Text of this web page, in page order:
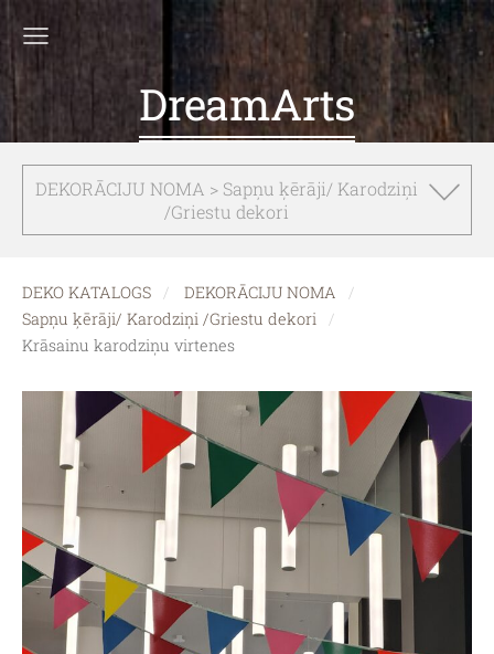
DreamArts
DEKORĀCIJU NOMA > Sapņu ķērāji/ Karodziņi
/Griestu dekori
DEKO KATALOGS
DEKORĀCIJU NOMA
Sapņu ķērāji/ Karodziņi /Griestu dekori
Krāsainu karodziņu virtenes